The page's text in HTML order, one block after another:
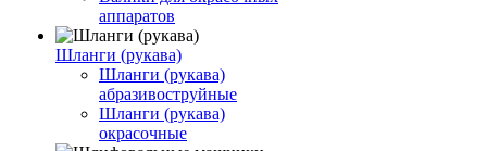
аппаратов
Шланги (рукава)
Шланги (рукава)
абразивоструйные
Шланги (рукава)
окрасочные